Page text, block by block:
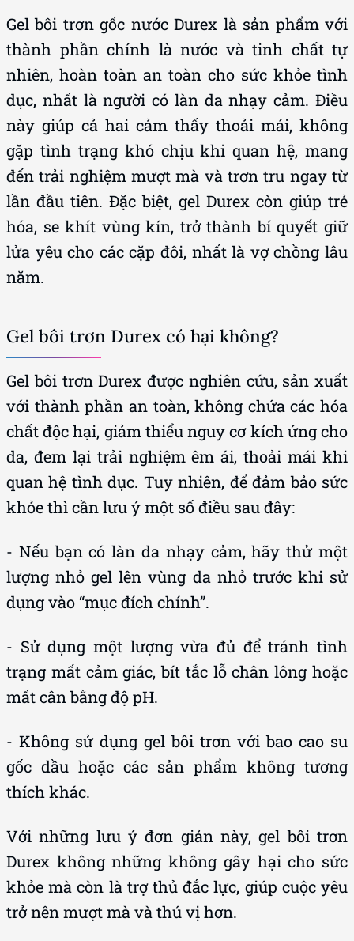
Gel bôi trơn gốc nước Durex là sản phẩm với
thành phần chính là nước và tinh chất tự
nhiên, hoàn toàn an toàn cho sức khỏe tình
dục, nhất là người có làn da nhạy cảm. Điều
này giúp cả hai cảm thấy thoải mái, không
gặp tình trạng khó chịu khi quan hệ, mang
đến trải nghiệm mượt mà và trơn tru ngay từ
lần đầu tiên. Đặc biệt, gel Durex còn giúp trẻ
hóa, se khít vùng kín, trở thành bí quyết giữ
lửa yêu cho các cặp đôi, nhất là vợ chồng lâu
năm.
Gel bôi trơn Durex có hại không?
Gel bôi trơn Durex được nghiên cứu, sản xuất
với thành phần an toàn, không chứa các hóa
chất độc hại, giảm thiểu nguy cơ kích ứng cho
da, đem lại trải nghiệm êm ái, thoải mái khi
quan hệ tình dục. Tuy nhiên, để đảm bảo sức
khỏe thì cần lưu ý một số điều sau đây:
- Nếu bạn có làn da nhạy cảm, hãy thử một
lượng nhỏ gel lên vùng da nhỏ trước khi sử
dụng vào “mục đích chính”.
- Sử dụng một lượng vừa đủ để tránh tình
trạng mất cảm giác, bít tắc lỗ chân lông hoặc
mất cân bằng độ pH.
- Không sử dụng gel bôi trơn với bao cao su
gốc dầu hoặc các sản phẩm không tương
thích khác.
Với những lưu ý đơn giản này, gel bôi trơn
Durex không những không gây hại cho sức
khỏe mà còn là trợ thủ đắc lực, giúp cuộc yêu
trở nên mượt mà và thú vị hơn.